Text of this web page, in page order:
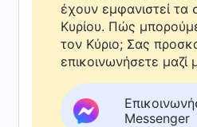
έχουν εμφανιστεί τα
Κυρίου. Πώς
τον Κύριο; Σας
επικοινωνήσετε μαζί
Messenger